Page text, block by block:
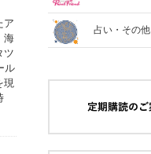
ア
海
ツ
ル
現
占い・その他